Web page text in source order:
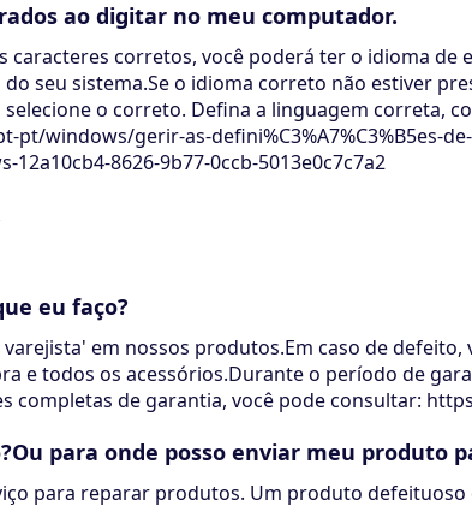
ao digitar no meu computador.
caracteres corretos, você poderá ter o idioma
seu sistema.Se o idioma correto não estiver
o correto. Defina a linguagem correta,
windows/gerir-as-defini%C3%A7%C3%B5es-
12a10cb4-8626-9b77-0ccb-5013e0c7c7a2
eu faço?
em nossos produtos.Em caso de
e todos os acessórios.Durante o período de
completas de garantia, você pode consultar:
para onde posso enviar meu produto
para reparar produtos. Um produto